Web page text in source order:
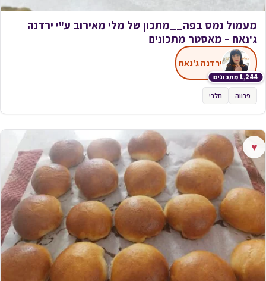
מעמול נמס בפה__מתכון של מלי מאירוב ע"י ירדנה
ג'נאח – מאסטר מתכונים
1,244 מתכונים
ירדנה ג'נאח
פרווה חלבי
♥